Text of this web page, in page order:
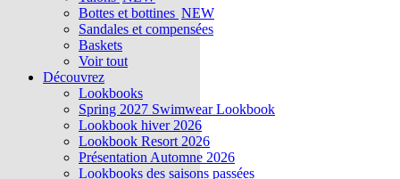
Bottes et bottines NEW
Sandales et compensées
Baskets
Voir tout
Découvrez
Lookbooks
Spring 2027 Swimwear Lookbook
Lookbook hiver 2026
Lookbook Resort 2026
Présentation Automne 2026
Lookbooks des saisons passées